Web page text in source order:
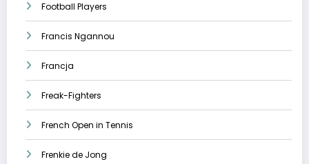
Football Players
Francis Ngannou
Francja
Freak-Fighters
French Open in Tennis
Frenkie de Jong